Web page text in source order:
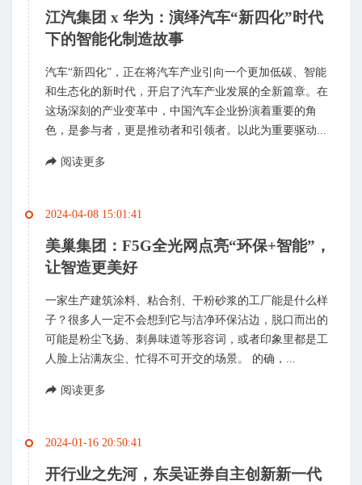
江汽集团 x 华为：演绎汽车“新四化”时代
下的智能化制造故事
汽车“新四化”，正在将汽车产业引向一个更加低碳、智能
和生态化的新时代，开启了汽车产业发展的全新篇章。在
这场深刻的产业变革中，中国汽车企业扮演着重要的角
色，是参与者，更是推动者和引领者。以此为重要驱动...
阅读更多
2024-04-08 15:01:41
美巢集团：F5G全光网点亮“环保+智能”，
让智造更美好
一家生产建筑涂料、粘合剂、干粉砂浆的工厂能是什么样
子？很多人一定不会想到它与洁净环保沾边，脱口而出的
可能是粉尘飞扬、刺鼻味道等形容词，或者印象里都是工
人脸上沾满灰尘、忙得不可开交的场景。 的确，...
阅读更多
2024-01-16 20:50:41
开行业之先河，东吴证券自主创新新一代